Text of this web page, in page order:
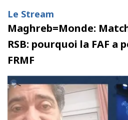
Le Stream
Maghreb=Monde:
RSB: pourquoi la FAF a
FRMF